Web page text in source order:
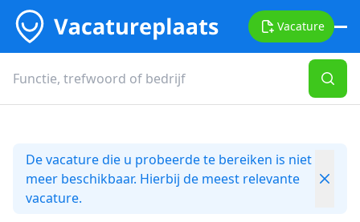
Vacature
De vacature die u probeerde te bereiken is niet
meer beschikbaar. Hierbij de meest relevante
vacature.